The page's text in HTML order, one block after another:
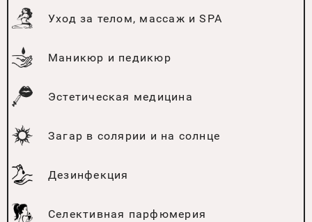
Уход за телом, массаж и SPA
Маникюр и педикюр
Эстетическая медицина
Загар в солярии и на солнце
Дезинфекция
Селективная парфюмерия